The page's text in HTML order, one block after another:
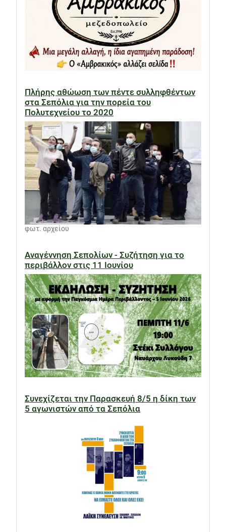
Πλήρης αθώωση των πέντε συλληφθέντων
στα Σεπόλια για την πορεία του
Πολυτεχνείου το 2020
φωτ. αρχείου
Αναγέννηση Σεπολίων - Συζήτηση για το
περιβάλλον στις 11 Ιουνίου
Συνεχίζεται την Παρασκευή 8/5 η δίκη των
5 αγωνιστών από τα Σεπόλια